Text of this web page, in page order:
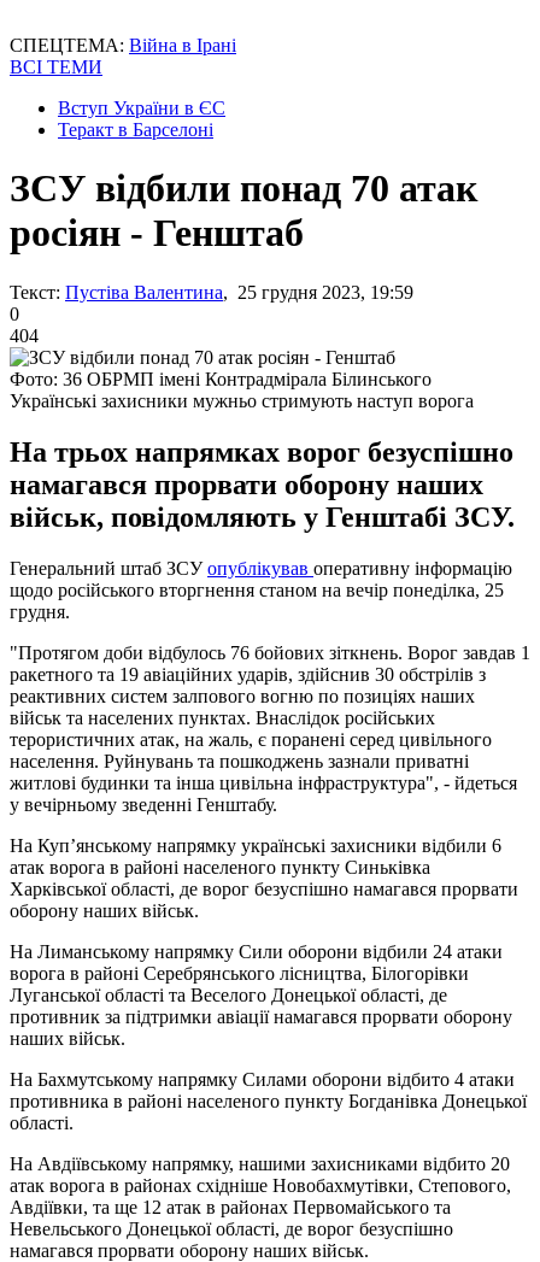
СПЕЦТЕМА: Війна в Ірані
ВСІ ТЕМИ
Вступ України в ЄС
Теракт в Барселоні
ЗСУ відбили понад 70 атак
росіян - Генштаб
Текст: Пустіва Валентина, 25 грудня 2023, 19:59
0
404
Фото: 36 ОБРМП імені Контрадмірала Білинського
Українські захисники мужньо стримують наступ ворога
На трьох напрямках ворог безуспішно
намагався прорвати оборону наших
військ, повідомляють у Генштабі ЗСУ.
Генеральний штаб ЗСУопублікував оперативну інформацію
щодо російського вторгнення станом на вечір понеділка, 25
грудня.
"Протягом доби відбулось 76 бойових зіткнень. Ворог завдав 1
ракетного та 19 авіаційних ударів, здійснив 30 обстрілів з
реактивних систем залпового вогню по позиціях наших
військ та населених пунктах. Внаслідок російських
терористичних атак, на жаль, є поранені серед цивільного
населення. Руйнувань та пошкоджень зазнали приватні
житлові будинки та інша цивільна інфраструктура", - йдеться
у вечірньому зведенні Генштабу.
На Куп’янському напрямку українські захисники відбили 6
атак ворога в районі населеного пункту Синьківка
Харківської області, де ворог безуспішно намагався прорвати
оборону наших військ.
На Лиманському напрямку Сили оборони відбили 24 атаки
ворога в районі Серебрянського лісництва, Білогорівки
Луганської області та Веселого Донецької області, де
противник за підтримки авіації намагався прорвати оборону
наших військ.
На Бахмутському напрямку Силами оборони відбито 4 атаки
противника в районі населеного пункту Богданівка Донецької
області.
На Авдіївському напрямку, нашими захисниками відбито 20
атак ворога в районах східніше Новобахмутівки, Степового,
Авдіївки, та ще 12 атак в районах Первомайського та
Невельського Донецької області, де ворог безуспішно
намагався прорвати оборону наших військ.